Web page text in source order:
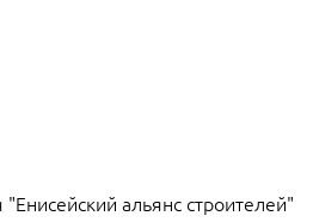
альянс строителей"